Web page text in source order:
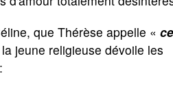
que Thérèse appelle «
jeune religieuse dévoile les